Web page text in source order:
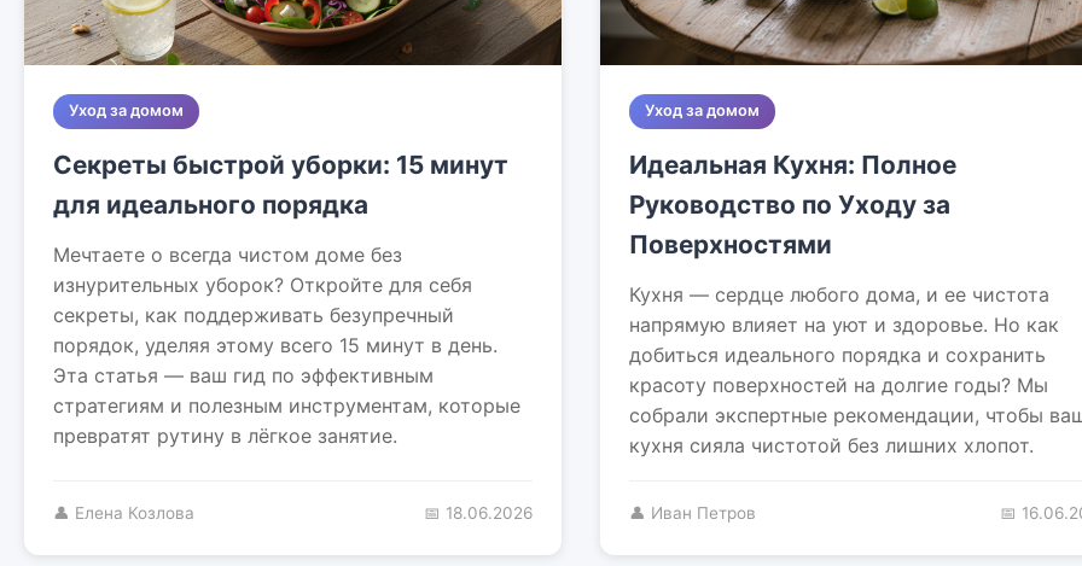
Уход за домом
Секреты быстрой уборки: 15 минут
для идеального порядка
Мечтаете о всегда чистом доме без
изнурительных уборок? Откройте для себя
секреты, как поддерживать безупречный
порядок, уделяя этому всего 15 минут в день.
Эта статья — ваш гид по эффективным
стратегиям и полезным инструментам, которые
превратят рутину в лёгкое занятие.
👤 Елена Козлова 📅 18.06.2026
Уход за домом
Идеальная Кухня: Полное
Руководство по Уходу за
Поверхностями
Кухня — сердце любого дома, и ее чистота
напрямую влияет на уют и здоровье. Но как
добиться идеального порядка и сохранить
красоту поверхностей на долгие годы? Мы
собрали экспертные рекомендации, чтобы
кухня сияла чистотой без лишних хлопот.
👤 Иван Петров 📅